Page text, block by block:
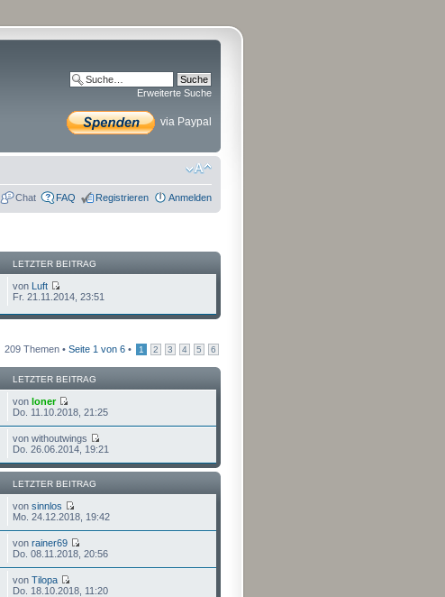
Erweiterte Suche
via Paypal
Chat FAQ Registrieren Anmelden
LETZTER BEITRAG
von Luft
Fr. 21.11.2014, 23:51
209 Themen • Seite 1 von 6 • 1 2 3 4 5 6
LETZTER BEITRAG
von loner
Do. 11.10.2018, 21:25
von withoutwings
Do. 26.06.2014, 19:21
LETZTER BEITRAG
von sinnlos
Mo. 24.12.2018, 19:42
von rainer69
Do. 08.11.2018, 20:56
von Tilopa
Do. 18.10.2018, 11:20